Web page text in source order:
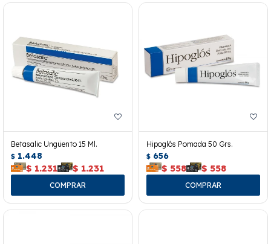
Betasalic Ungüento 15 Ml.
$ 1.448
$ 1.231 $ 1.231
Hipoglós Pomada 50 Grs.
$ 656
$ 558 $ 558